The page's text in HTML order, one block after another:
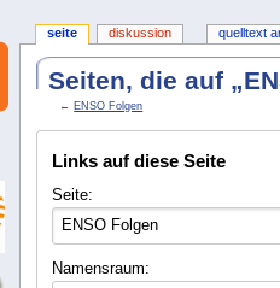
Seiten, die auf
← ENSO Folgen
Links auf diese Seite
Seite:
Namensraum:
seite diskussion quelltext